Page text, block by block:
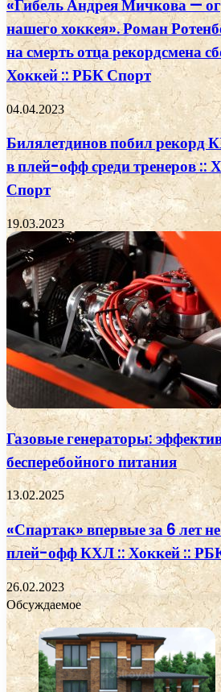
«Гибель Андрея Мичкова —
нашего хоккея». Роман
на смерть отца рекордсмена
Хоккей :: РБК Спорт
04.04.2023
Билялетдинов побил рекорд
в плей-офф среди тренеров ::
Спорт
19.03.2023
Газовые генераторы:
бесперебойного питания
13.02.2025
«Спартак» впервые за 6 лет
плей-офф КХЛ :: Хоккей ::
26.02.2023
Обсуждаемое